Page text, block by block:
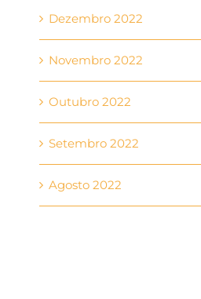
Dezembro 2022
Novembro 2022
Outubro 2022
Setembro 2022
Agosto 2022